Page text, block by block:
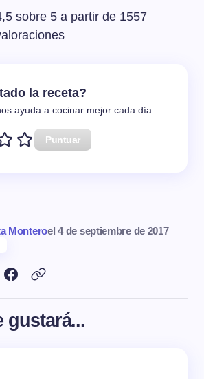
sobre 5 a partir de 1557
la receta?
ayuda a cocinar mejor cada día.
Puntuar
Monteroel 4 de septiembre de 2017
gustará...